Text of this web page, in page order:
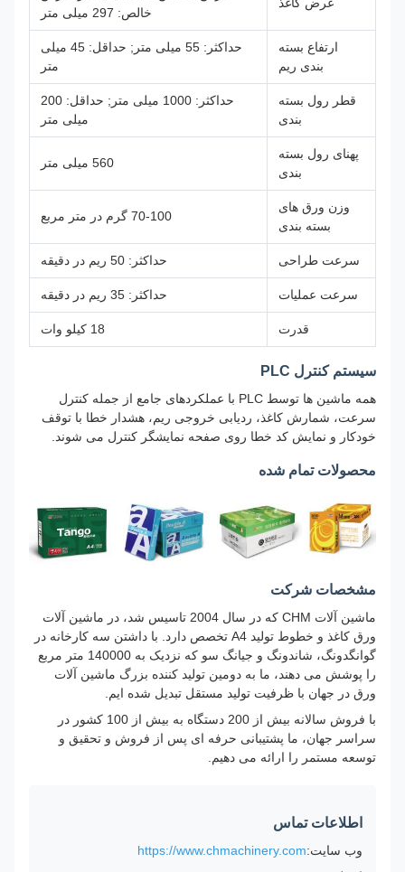
خالص: 297 میلی متر
ارتفاع بسته
بندی ریم
حداکثر: 55 میلی متر; حداقل: 45 میلی
قطر رول بسته
حداکثر: 1000 میلی متر; حداقل: 200
میلی متر
پهنای رول بسته
وزن ورق های
بسته بندی
70-100 گرم در متر مربع
سرعت طراحی حداکثر: 50 ریم در دقیقه
سرعت عملیات حداکثر: 35 ریم در دقیقه
قدرت
سیستم کنترل PLC
همه ماشین ها توسط PLC با عملکردهای جامع از جمله کنترل
سرعت، شمارش کاغذ، ردیابی خروجی ریم، هشدار خطا با توقف
خودکار و نمایش کد خطا روی صفحه نمایشگر کنترل می شوند.
محصولات تمام شده
مشخصات شرکت
ماشین آلات CHM که در سال 2004 تاسیس شد، در ماشین آلات
ورق کاغذ و خطوط تولید A4 تخصص دارد. با داشتن سه کارخانه در
گوانگدونگ، شاندونگ و جیانگ سو که نزدیک به 140000 متر مربع
را پوشش می دهند، ما به دومین تولید کننده بزرگ ماشین آلات
ورق در جهان با ظرفیت تولید مستقل تبدیل شده ایم.
با فروش سالانه بیش از 200 دستگاه به بیش از 100 کشور در
سراسر جهان، ما پشتیبانی حرفه ای پس از فروش و تحقیق و
توسعه مستمر را ارائه می دهیم.
اطلاعات تماس
وب سایت:https://www.chmachinery.com